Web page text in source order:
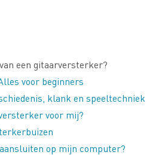
een gitaarversterker?
voor beginners
klank en speeltechniek
voor mij?
op mijn computer?